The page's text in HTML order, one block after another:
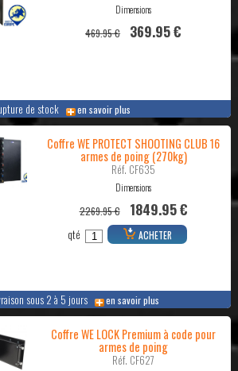
de stock en savoir plus
Dimensions
469.95 € 369.95 €
sous 2 à 5 jours en savoir plus
Coffre WE PROTECT SHOOTING CLUB 16
armes de poing (270kg)
Réf. CF635
Dimensions
2269.95 € 1849.95 €
qté ACHETER
Coffre WE LOCK Premium à code pour
armes de poing
Réf. CF627